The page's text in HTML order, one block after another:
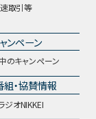
速取引等
ンペーン
のキャンペーン
・協賛情報
ジオNIKKEI